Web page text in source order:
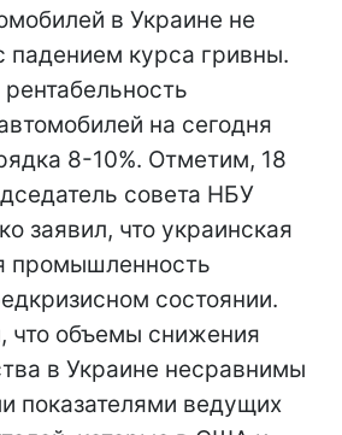
в Украине не
падением курса гривны.
на сегодня
8-10%. Отметим, 18
совета НБУ
заявил, что украинская
промышленность
состоянии.
что объемы снижения
в Украине несравнимы
показателями ведущих